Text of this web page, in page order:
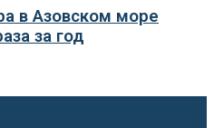
в Азовском море
за год